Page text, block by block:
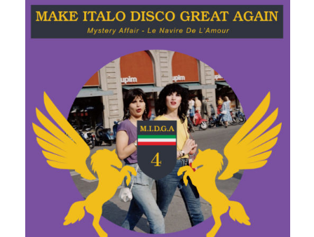
LE NAVIRE DE L’AMOUR